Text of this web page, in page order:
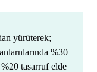
yürüterek;
%30
tasarruf elde